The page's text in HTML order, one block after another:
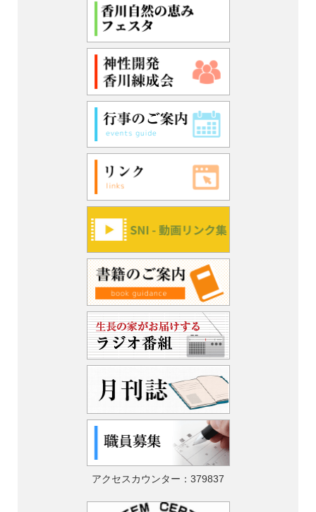
アクセスカウンター： 379837